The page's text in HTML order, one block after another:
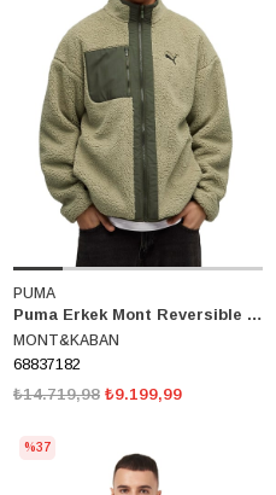
PUMA
Puma Erkek Mont Reversible Sherpa Jacket 68837182
MONT&KABAN
68837182
₺9.199,99
₺14.719,98
%37